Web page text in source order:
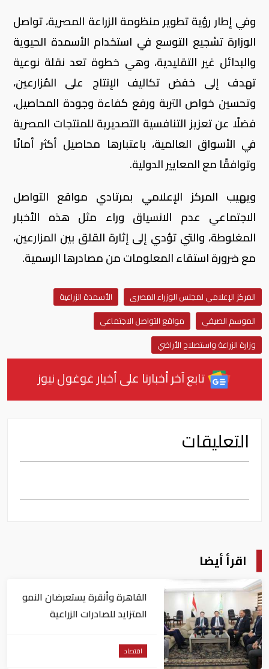
وفي إطار رؤية تطوير منظومة الزراعة المصرية، تواصل
الوزارة تشجيع التوسع في استخدام الأسمدة الحيوية
والبدائل غير التقليدية، وهي خطوة تعد نقلة نوعية
تهدف إلى خفض تكاليف الإنتاج على المُزارعين،
وتحسين خواص التربة ورفع كفاءة وجودة المحاصيل،
فضلًا عن تعزيز التنافسية التصديرية للمنتجات المصرية
في الأسواق العالمية، باعتبارها محاصيل أكثر أمانًا
وتوافقًا مع المعايير الدولية.
ويهيب المركز الإعلامي بمرتادي مواقع التواصل
الاجتماعي عدم الانسياق وراء مثل هذه الأخبار
المغلوطة، والتي تؤدي إلى إثارة القلق بين المزارعين،
مع ضرورة استقاء المعلومات من مصادرها الرسمية.
المركز الإعلامي لمجلس الوزراء المصري
الأسمدة الزراعية
الموسم الصيفي
مواقع التواصل الاجتماعي
وزارة الزراعة واستصلاح الأراضي
تابع آخر أخبارنا على أخبار غوغول نيوز
التعليقات
اقرأ أيضا
القاهرة وأنقرة يستعرضان النمو
المتزايد للصادرات الزراعية
اقتصاد